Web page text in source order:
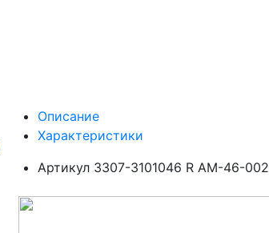
Описание
Характеристики
Артикул 3307-3101046 R АМ-46-002